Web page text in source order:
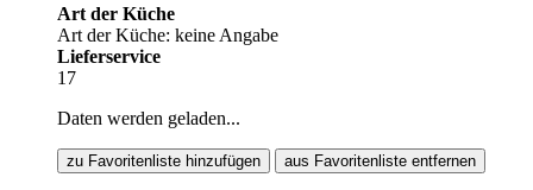
Art der Küche
Art der Küche: keine Angabe
Lieferservice
17
Daten werden geladen...
zu Favoritenliste hinzufügen aus Favoritenliste entfernen